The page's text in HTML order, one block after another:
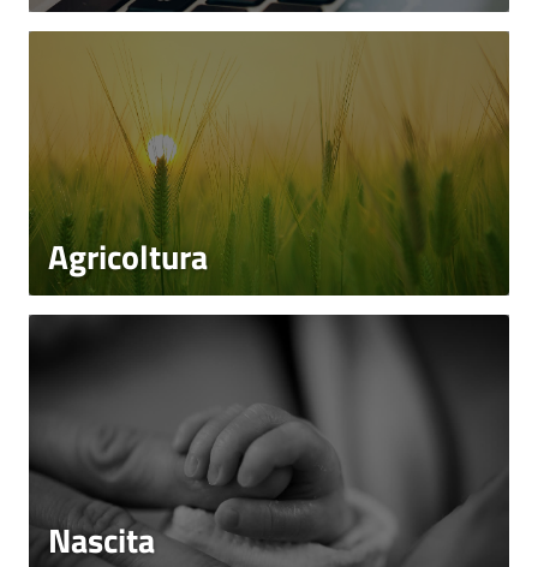
Agricoltura
Nascita